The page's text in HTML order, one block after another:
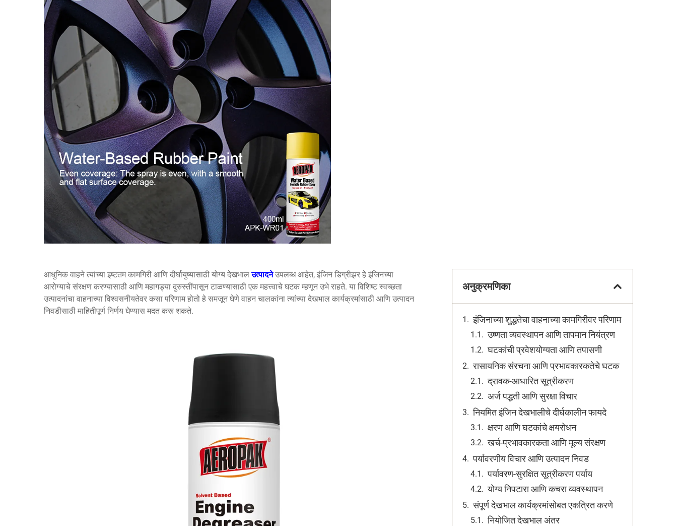
आधुनिक वाहने त्यांच्या इष्टतम कामगिरी आणि दीर्घायुष्यासाठी योग्य देखभालउत्पादनेउपलब्ध आहेत, इंजिन डिग्रीझर हे इंजिनच्या
आरोग्याचे संरक्षण करण्यासाठी आणि महागड्या दुरुस्तींपासून टाळण्यासाठी एक महत्त्वाचे घटक म्हणून उभे राहते. या विशिष्ट स्वच्छता
उत्पादनांचा वाहनाच्या विश्वसनीयतेवर कसा परिणाम होतो हे समजून घेणे वाहन चालकांना त्यांच्या देखभाल कार्यक्रमांसाठी आणि उत्पादन
निवडीसाठी माहितीपूर्ण निर्णय घेण्यास मदत करू शकते.
अनुक्रमणिका
इंजिनाच्या शुद्धतेचा वाहनाच्या कामगिरीवर परिणाम
उष्णता व्यवस्थापन आणि तापमान नियंत्रण
घटकांची प्रवेशयोग्यता आणि तपासणी
रासायनिक संरचना आणि प्रभावकारकतेचे घटक
द्रावक-आधारित सूत्रीकरण
अर्ज पद्धती आणि सुरक्षा विचार
नियमित इंजिन देखभालीचे दीर्घकालीन फायदे
क्षरण आणि घटकांचे क्षयरोधन
खर्च-प्रभावकारकता आणि मूल्य संरक्षण
पर्यावरणीय विचार आणि उत्पादन निवड
पर्यावरण-सुरक्षित सूत्रीकरण पर्याय
योग्य निपटारा आणि कचरा व्यवस्थापन
संपूर्ण देखभाल कार्यक्रमांसोबत एकत्रित करणे
नियोजित देखभाल अंतर